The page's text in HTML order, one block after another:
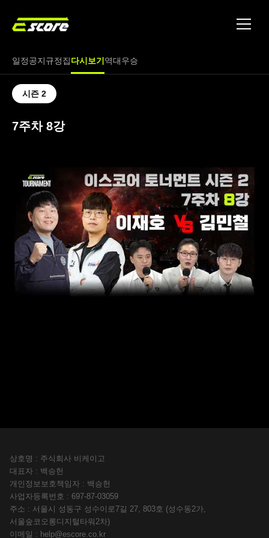
문의
일정공지규정집다시보기 역대우승
시즌 2
7주차 8강
상호명 : 주식회사 비케이고
대표자 : 백승헌
개인정보보호책임자 : 백승헌
사업자등록번호 : 697-87-03059
주소 : 서울시 성동구 성수이로7길 27, 803호 (성수동2가,
서울숲코오롱디지털타워2차)
이메일 : help@escore.co.kr